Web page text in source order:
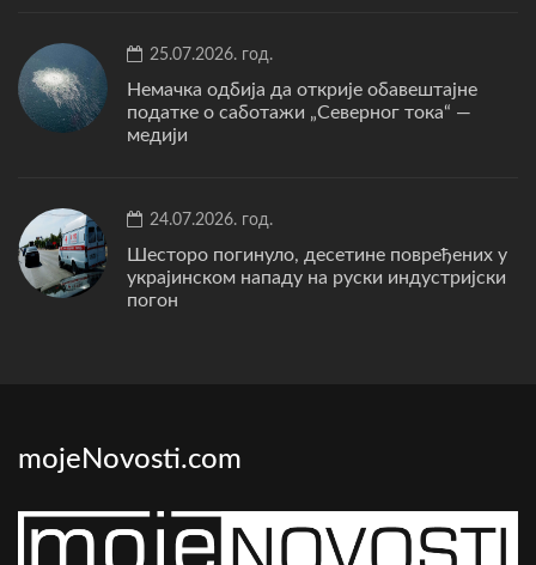
25.07.2026. год.
Немачка одбија да открије обавештајне
податке о саботажи „Северног тока“ —
медији
24.07.2026. год.
Шесторо погинуло, десетине повређених у
украјинском нападу на руски индустријски
погон
mojeNovosti.com